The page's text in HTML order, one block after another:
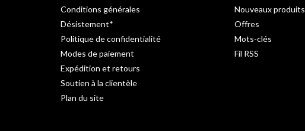
Conditions générales
Désistement*
Politique de confidentialité
Modes de paiement
Expédition et retours
Soutien à la clientèle
Plan du site
Nouveaux produits
Offres
Mots-clés
Fil RSS